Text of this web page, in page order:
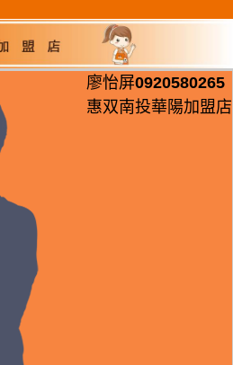
廖怡屏0920580265
惠双南投華陽加盟店